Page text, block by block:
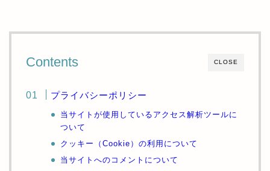
CLOSE
Contents
プライバシーポリシー
当サイトが使用しているアクセス解析ツールに
ついて
クッキー（Cookie）の利用について
当サイトへのコメントについて